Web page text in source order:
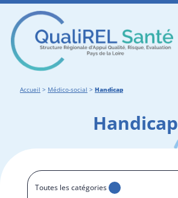
Accueil > Médico-social > Handicap
Handicap
Toutes les catégories